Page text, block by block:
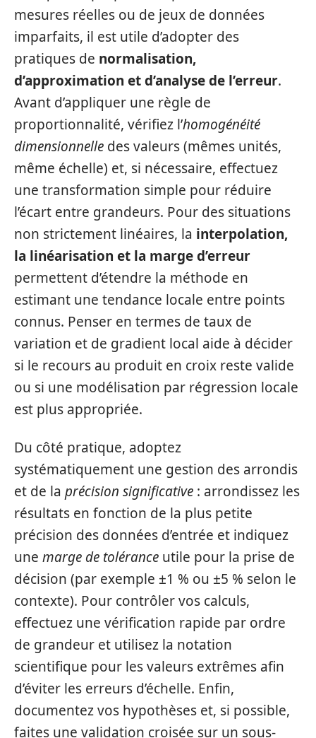
mesures réelles ou de jeux de données
imparfaits, il est utile d’adopter des
pratiques de normalisation,
d’approximation et d’analyse de l’erreur.
Avant d’appliquer une règle de
proportionnalité, vérifiez l’homogénéité
dimensionnelle des valeurs (mêmes unités,
même échelle) et, si nécessaire, effectuez
une transformation simple pour réduire
l’écart entre grandeurs. Pour des situations
non strictement linéaires, la interpolation,
la linéarisation et la marge d’erreur
permettent d’étendre la méthode en
estimant une tendance locale entre points
connus. Penser en termes de taux de
variation et de gradient local aide à décider
si le recours au produit en croix reste valide
ou si une modélisation par régression locale
est plus appropriée.
Du côté pratique, adoptez
systématiquement une gestion des arrondis
et de la précision significative : arrondissez les
résultats en fonction de la plus petite
précision des données d’entrée et indiquez
une marge de tolérance utile pour la prise de
décision (par exemple ±1 % ou ±5 % selon le
contexte). Pour contrôler vos calculs,
effectuez une vérification rapide par ordre
de grandeur et utilisez la notation
scientifique pour les valeurs extrêmes afin
d’éviter les erreurs d’échelle. Enfin,
documentez vos hypothèses et, si possible,
faites une validation croisée sur un sous-